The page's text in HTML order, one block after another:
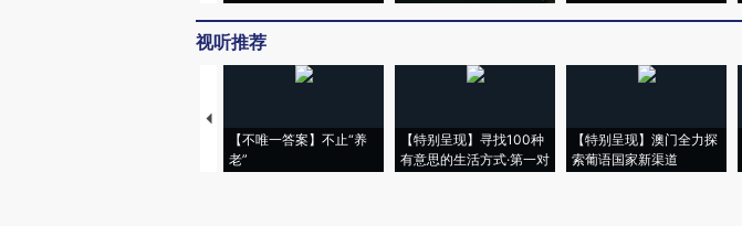
视听推荐
【不唯一答案】不止“养
老”
【特别呈现】寻找100种
有意思的生活方式·第一对
【特别呈现】澳门全力探
索葡语国家新渠道